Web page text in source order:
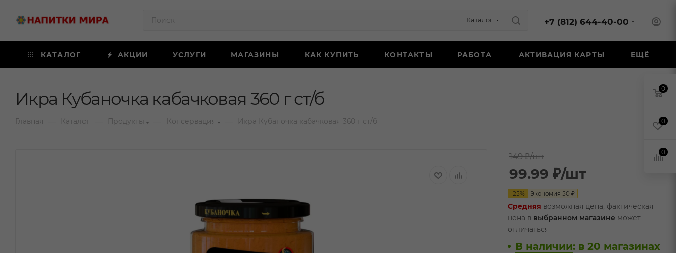
Каталог +7 (812) 644-40-00
КАТАЛОГ АКЦИИ УСЛУГИ МАГАЗИНЫ КАК КУПИТЬ КОНТАКТЫ РАБОТА АКТИВАЦИЯ КАРТЫ ЕЩЁ
Икра Кубаночка кабачковая 360 г ст/б
Главная Каталог Продукты Консервация Икра Кубаночка кабачковая 360 г ст/б
149 ₽/шт
99.99 ₽/шт
-25% Экономия 50 ₽
Средняя возможная цена, фактическая
цена в выбранном магазине может
отличаться
В наличии: в 20 магазинах
0
0
0